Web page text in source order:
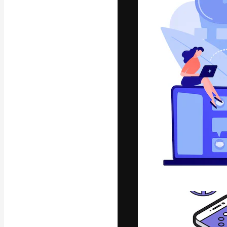
La piattaforma
migliori lavori.
creativi,
Italiano
Copyright ©